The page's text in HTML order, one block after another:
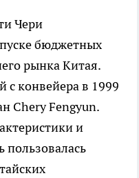
Чери
бюджетных
рынка Китая.
конвейера в 1999
Chery Fengyun.
и
пользовалась